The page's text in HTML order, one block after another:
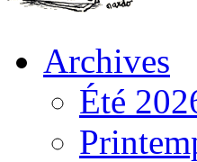
Archives
Été